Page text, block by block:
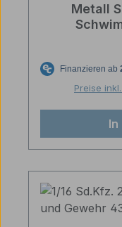
Metall
Preise
In